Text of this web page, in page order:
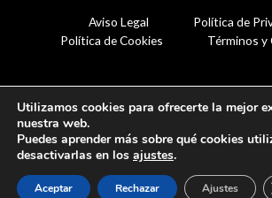
Aviso Legal
Política de
Política de Cookies
Términos y
Utilizamos cookies para ofrecerte la mejor
nuestra web.
Puedes aprender más sobre qué cookies
desactivarlas en los ajustes.
Aceptar Rechazar Ajustes